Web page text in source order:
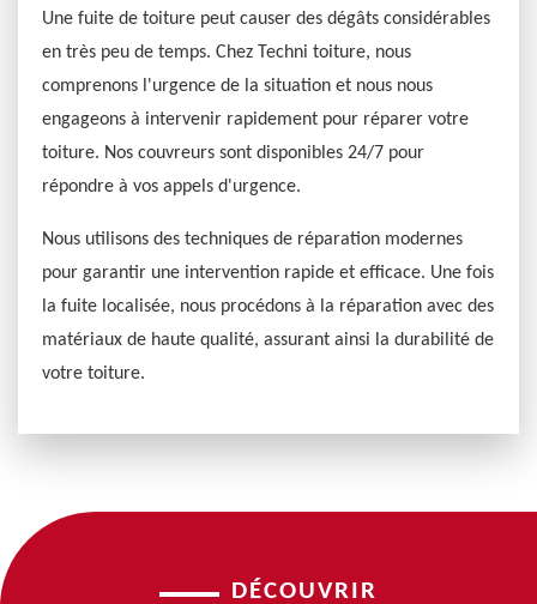
Une fuite de toiture peut causer des dégâts considérables
en très peu de temps. Chez Techni toiture, nous
comprenons l'urgence de la situation et nous nous
engageons à intervenir rapidement pour réparer votre
toiture. Nos couvreurs sont disponibles 24/7 pour
répondre à vos appels d'urgence.
Nous utilisons des techniques de réparation modernes
pour garantir une intervention rapide et efficace. Une fois
la fuite localisée, nous procédons à la réparation avec des
matériaux de haute qualité, assurant ainsi la durabilité de
votre toiture.
DÉCOUVRIR